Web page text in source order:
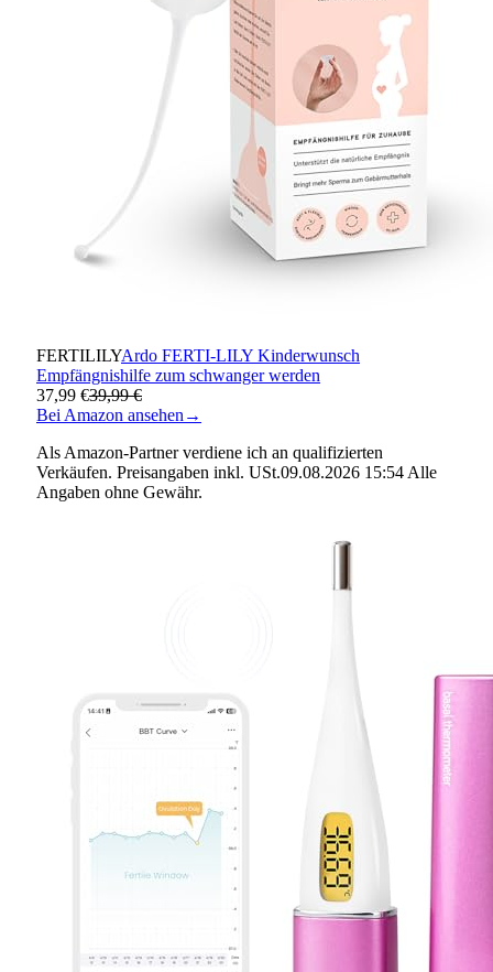
FERTILILYArdo FERTI-LILY Kinderwunsch
Empfängnishilfe zum schwanger werden
37,99 €39,99 €
Bei Amazon ansehen →
Als Amazon-Partner verdiene ich an qualifizierten
Verkäufen. Preisangaben inkl. USt.09.08.2026 15:54 Alle
Angaben ohne Gewähr.